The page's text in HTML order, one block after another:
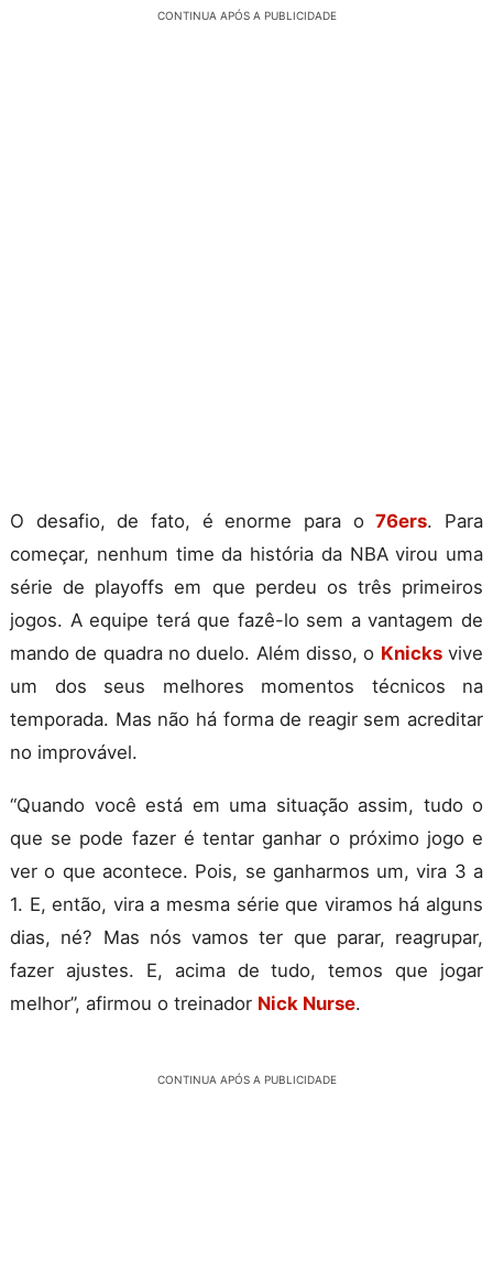
CONTINUA APÓS A PUBLICIDADE
O desafio, de fato, é enorme para o76ers. Para
começar, nenhum time da história da NBA virou uma
série de playoffs em que perdeu os três primeiros
jogos. A equipe terá que fazê-lo sem a vantagem de
mando de quadra no duelo. Além disso, o Knicksvive
um dos seus melhores momentos técnicos na
temporada. Mas não há forma de reagir sem acreditar
no improvável.
“Quando você está em uma situação assim, tudo o
que se pode fazer é tentar ganhar o próximo jogo e
ver o que acontece. Pois, se ganharmos um, vira 3 a
1. E, então, vira a mesma série que viramos há alguns
dias, né? Mas nós vamos ter que parar, reagrupar,
fazer ajustes. E, acima de tudo, temos que jogar
melhor”, afirmou o treinador Nick Nurse.
CONTINUA APÓS A PUBLICIDADE